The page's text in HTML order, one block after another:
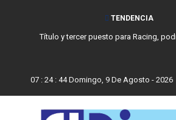
TENDENCIA
Título y tercer puesto para Racing,
07 : 24: 44 Domingo, 9 De Agosto - 2026